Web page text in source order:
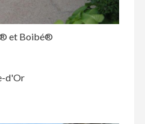
et Boibé®
d'Or